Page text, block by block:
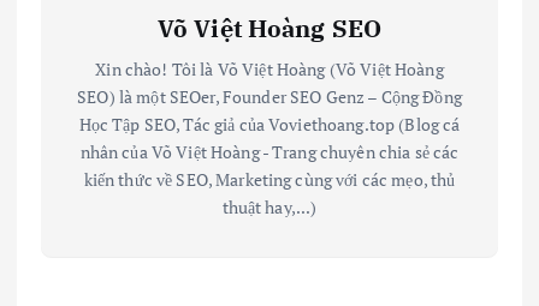
Võ Việt Hoàng SEO
Xin chào! Tôi là Võ Việt Hoàng (Võ Việt Hoàng
SEO) là một SEOer, Founder SEO Genz – Cộng Đồng
Học Tập SEO, Tác giả của Voviethoang.top (Blog cá
nhân của Võ Việt Hoàng - Trang chuyên chia sẻ các
kiến thức về SEO, Marketing cùng với các mẹo, thủ
thuật hay,...)